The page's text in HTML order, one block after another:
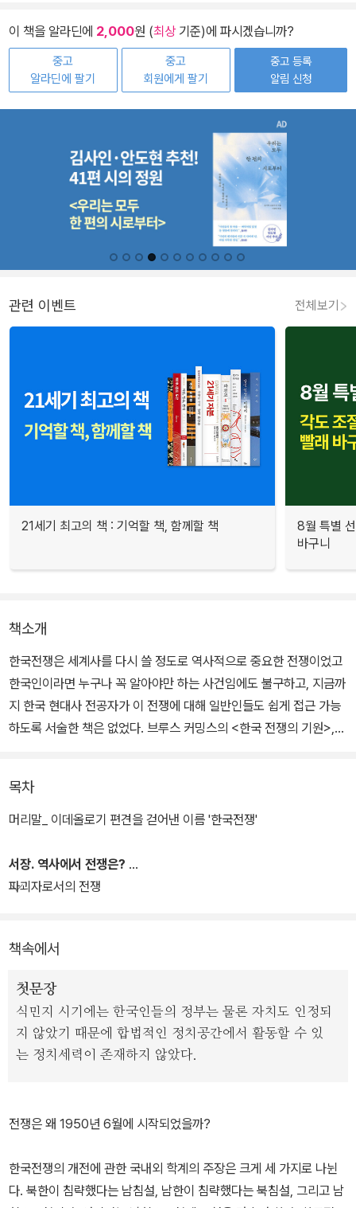
이 책을 알라딘에 2,000원 (최상기준)에 파시겠습니까?
중고
알라딘에 팔기
중고
회원에게 팔기
중고 등록
알림 신청
관련 이벤트 전체보기
21세기 최고의 책 : 기억할 책, 함께할 책
8월 특별
바구니
책소개
한국전쟁은 세계사를 다시 쓸 정도로 역사적으로 중요한 전쟁이었고
한국인이라면 누구나 꼭 알아야만 하는 사건임에도 불구하고, 지금까
지 한국 현대사 전공자가 이 전쟁에 대해 일반인들도 쉽게 접근 가능
하도록 서술한 책은 없었다. 브루스 커밍스의 <한국 전쟁의 기원>,
이 책은 한국 현대사 전공자가 일반인을 위해 정리한 최초의 한국전
교수가 수년간 한국전쟁을 주제로 강의하면서 전후 세대 학생들과 피
드백을 나누며 '지금 우리에게 한국전쟁이란 과연 어떤 의미인가'에
책은 이 전쟁을 6.25가 아닌 '한국전쟁'으로 불러야 하는 이유를 설명
다. 한국전쟁에 대해 이제까지 권력이 이야기해온 이데올로기와 편견
을 걷어내고 사실적으로 바라보고자한 시각이 돋보인다.
한국 사람들에게 이 전쟁이 무엇이며, 우리 역사상 얼마나 중요한 사
정'문을 비롯한 총 68개의 사료들과 60여 컷에 이르는 전쟁 당시의
* 책에서 다루고 잇는 주요 쟁점은 다음과 같다.
목차
머리말_ 이데올로기 편견을 걷어낸 이름 '한국전쟁'
서장. 역사에서 전쟁은?
파괴자로서의 전쟁
책속에서
첫문장
식민지 시기에는 한국인들의 정부는 물론 자치도 인정되
지 않았기 때문에 합법적인 정치공간에서 활동할 수 있
는 정치세력이 존재하지 않았다.
전쟁은 왜 1950년 6월에 시작되었을까?
한국전쟁의 개전에 관한 국내외 학계의 주장은 크게 세 가지로 나뉜
다. 북한이 침략했다는 남침설, 남한이 침략했다는 북침설, 그리고 남